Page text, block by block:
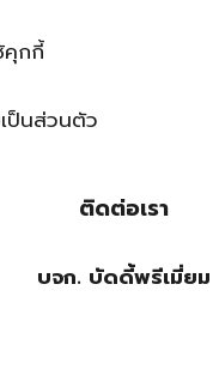
คุกกี้
ป็นส่วนตัว
ติดต่อเรา
บจก. บัดดี้พรีเมี่ยม